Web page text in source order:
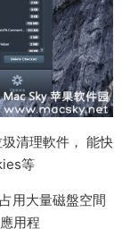
清理軟件， 能快
等
用大量磁盤空間
用程